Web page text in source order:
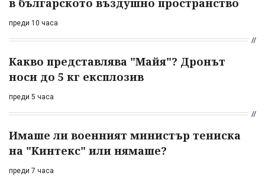
в българското въздушно пространство
преди 10 часа
Какво представлява "Майя"? Дронът
носи до 5 кг експлозив
преди 5 часа
Имаше ли военният министър тениска
на "Кинтекс" или нямаше?
преди 7 часа